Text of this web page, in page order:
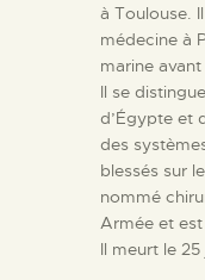
à Toulouse.
médecine à
marine
Il se
d’Égypte et
des
blessés sur
nommé
Armée et
Il meurt le